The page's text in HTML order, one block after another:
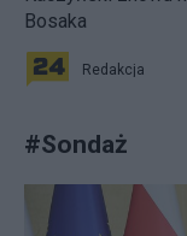
Bosaka
Redakcja
#Sondaż